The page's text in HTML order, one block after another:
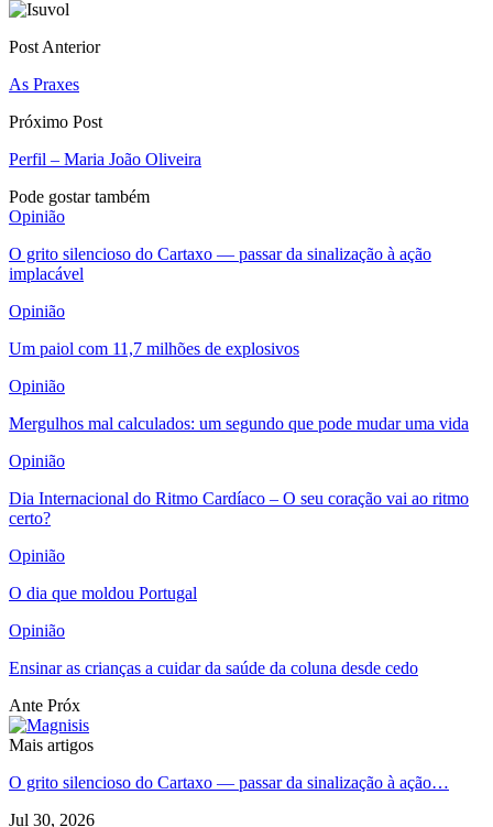
Post Anterior
As Praxes
Próximo Post
Perfil – Maria João Oliveira
Pode gostar também
Opinião
O grito silencioso do Cartaxo — passar da sinalização à ação
implacável
Opinião
Um paiol com 11,7 milhões de explosivos
Opinião
Mergulhos mal calculados: um segundo que pode mudar uma vida
Opinião
Dia Internacional do Ritmo Cardíaco – O seu coração vai ao ritmo
certo?
Opinião
O dia que moldou Portugal
Opinião
Ensinar as crianças a cuidar da saúde da coluna desde cedo
Ante Próx
Mais artigos
O grito silencioso do Cartaxo — passar da sinalização à ação…
Jul 30, 2026